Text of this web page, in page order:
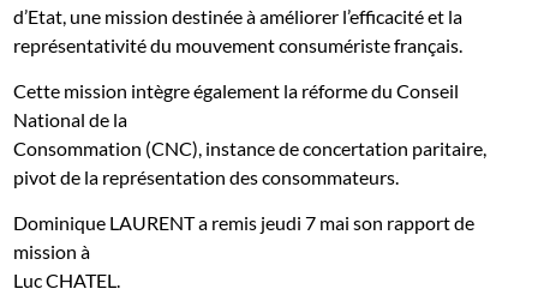
d’Etat, une mission destinée à améliorer l’efficacité et la
représentativité du mouvement consumériste français.
Cette mission intègre également la réforme du Conseil
National de la
Consommation (CNC), instance de concertation paritaire,
pivot de la représentation des consommateurs.
Dominique LAURENT a remis jeudi 7 mai son rapport de
mission à
Luc CHATEL.